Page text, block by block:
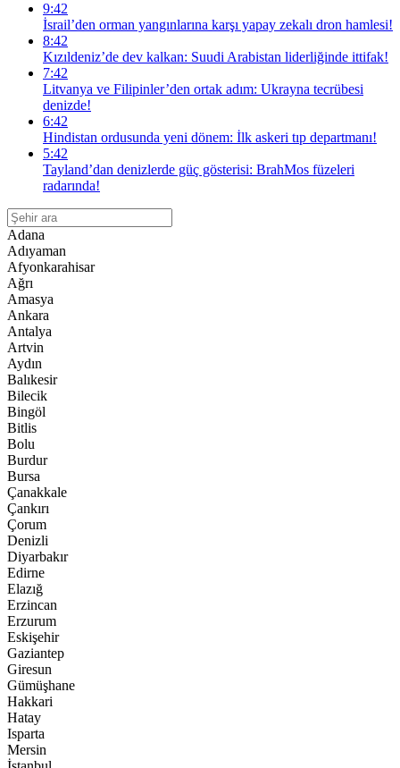
9:42
İsrail’den orman yangınlarına karşı yapay zekalı dron hamlesi!
8:42
Kızıldeniz’de dev kalkan: Suudi Arabistan liderliğinde ittifak!
7:42
Litvanya ve Filipinler’den ortak adım: Ukrayna tecrübesi
denizde!
6:42
Hindistan ordusunda yeni dönem: İlk askeri tıp departmanı!
5:42
Tayland’dan denizlerde güç gösterisi: BrahMos füzeleri
radarında!
Adana
Adıyaman
Afyonkarahisar
Ağrı
Amasya
Ankara
Antalya
Artvin
Aydın
Balıkesir
Bilecik
Bingöl
Bitlis
Bolu
Burdur
Bursa
Çanakkale
Çankırı
Çorum
Denizli
Diyarbakır
Edirne
Elazığ
Erzincan
Erzurum
Eskişehir
Gaziantep
Giresun
Gümüşhane
Hakkari
Hatay
Isparta
Mersin